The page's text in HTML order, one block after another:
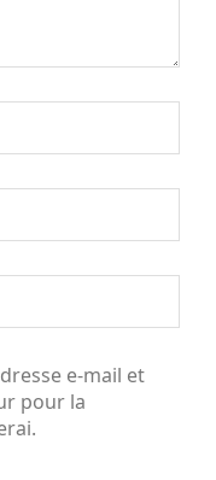
e-mail et
pour la